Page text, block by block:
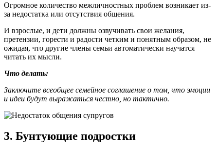
Огромное количество межличностных проблем возникает из-
за недостатка или отсутствия общения.
И взрослые, и дети должны озвучивать свои желания,
претензии, горести и радости четким и понятным образом, не
ожидая, что другие члены семьи автоматически научатся
читать их мысли.
Что делать:
Заключите всеобщее семейное соглашение о том, что эмоции
и идеи будут выражаться честно, но тактично.
3. Бунтующие подростки